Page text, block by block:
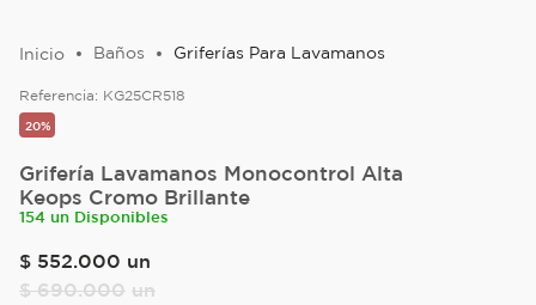
Baños Griferías Para Lavamanos
Referencia: KG25CR518
20%
Grifería Lavamanos Monocontrol Alta
Keops Cromo Brillante
154 un Disponibles
$ 552.000 un
$ 690.000 un